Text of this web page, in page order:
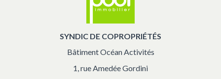
SYNDIC DE COPROPRIÉTÉS
Bâtiment Océan Activités
1, rue Amedée Gordini